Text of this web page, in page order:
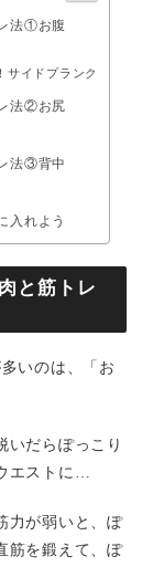
法①お腹
サイドプランク
法②お尻
法③背中
入れよう
と筋トレ
いのは、「お
いだらぽっこり
エストに…
力が弱いと、ぽ
筋を鍛えて、ぽ